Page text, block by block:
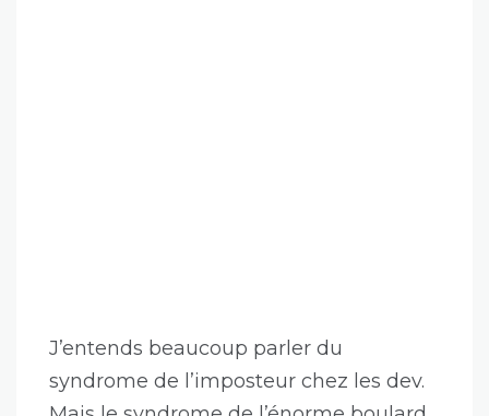
J’entends beaucoup parler du
syndrome de l’imposteur chez les dev.